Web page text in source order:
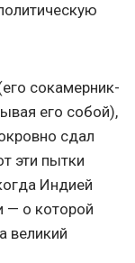
сокамерник-
его собой),
сдал
эти пытки
Индией
— о которой
великий